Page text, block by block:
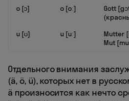
o [ɔ]
o [oː]
Gott
u [ʊ]
u [uː]
Mutter
Mut
Отдельного внимания
(ä, ö, ü), которых нет в
ä произносится как нечто